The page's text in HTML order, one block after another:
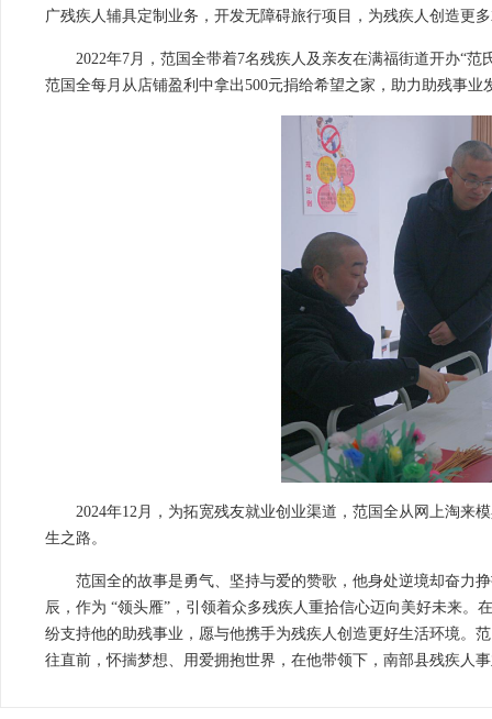
广残疾人辅具定制业务，开发无障碍旅行项目，为残疾人创造更
2022年7月，范国全带着7名残疾人及亲友在满福街道开办“
范国全每月从店铺盈利中拿出500元捐给希望之家，助力助残事业
2024年12月，为拓宽残友就业创业渠道，范国全从网上淘来
生之路。
范国全的故事是勇气、坚持与爱的赞歌，他身处逆境却奋力
辰，作为 “领头雁”，引领着众多残疾人重拾信心迈向美好未来
纷支持他的助残事业，愿与他携手为残疾人创造更好生活环境。
往直前，怀揣梦想、用爱拥抱世界，在他带领下，南部县残疾人